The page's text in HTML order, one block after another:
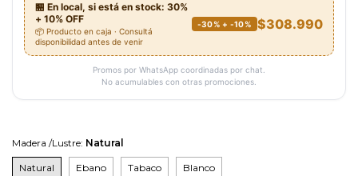
🏪 En local, si está en stock: 30%
+ 10% OFF
📦 Producto en caja · Consultá
disponibilidad antes de venir
-30% + -10% $308.990
Promos por WhatsApp coordinadas por chat.
No acumulables con otras promociones.
Madera /Lustre: Natural
Natural Ebano Tabaco Blanco